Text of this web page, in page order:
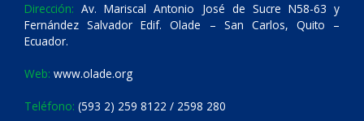
Dirección: Av. Mariscal Antonio José de Sucre N58-63 y
Fernández Salvador Edif. Olade – San Carlos, Quito –
Ecuador.
Web: www.olade.org
Teléfono: (593 2) 259 8122 / 2598 280